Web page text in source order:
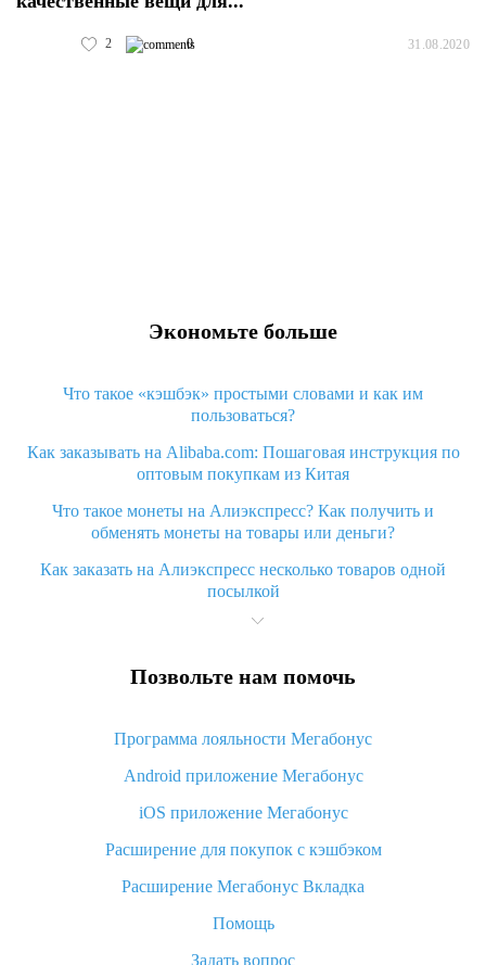
2 0 31.08.2020
Экономьте больше
Что такое «кэшбэк» простыми словами и как им
пользоваться?
Как заказывать на Alibaba.com: Пошаговая инструкция по
оптовым покупкам из Китая
Что такое монеты на Алиэкспресс? Как получить и
обменять монеты на товары или деньги?
Как заказать на Алиэкспресс несколько товаров одной
посылкой
Что значит статус «Заказ закрыт» на Алиэкспресс и что
Что делать, если Алиэкспресс просит ввести паспортные
Как узнать, куда пришла посылка с Алиэкспресс
Вы отменили заказ на Алиэкспресс, когда вернут деньги?
Что такое баллы на Алиэкспресс, как их получить и
«AliExpress Standard Shipping»: что это за метод доставки и
как его отслеживать
Как покупать оптом на Алиэкспресс
Позвольте нам помочь
Программа лояльности Мегабонус
Android приложение Мегабонус
iOS приложение Мегабонус
Расширение для покупок с кэшбэком
Расширение Мегабонус Вкладка
Помощь
Задать вопрос